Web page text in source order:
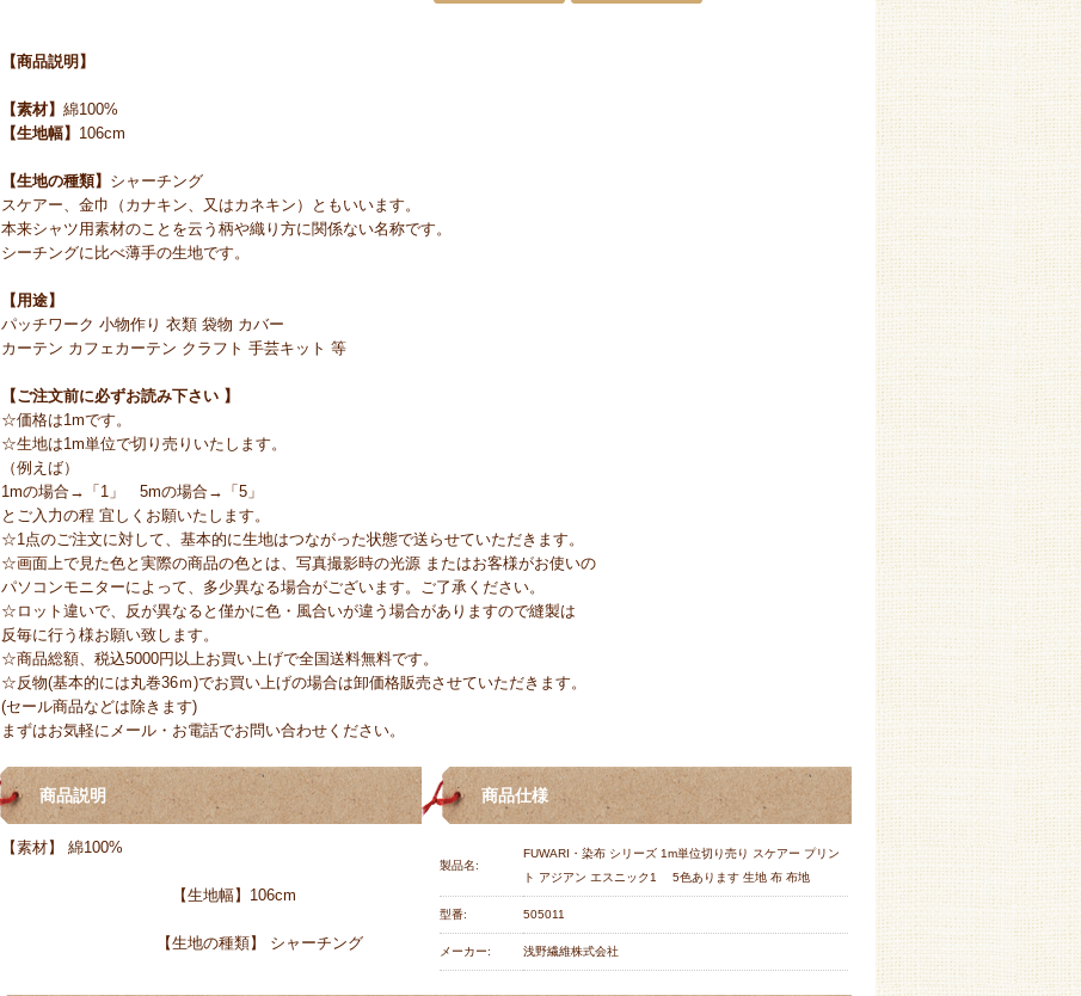
【商品説明】
【素材】 綿100%
【生地幅】 106cm
【生地の種類】 シャーチング
スケアー、金巾（カナキン、又はカネキン）ともいいます。
本来シャツ用素材のことを云う柄や織り方に関係ない名称です。
シーチングに比べ薄手の生地です。
【用途】
パッチワーク 小物作り 衣類 袋物 カバー
カーテン カフェカーテン クラフト 手芸キット 等
【ご注文前に必ずお読み下さい 】
☆価格は1mです。
☆生地は1m単位で切り売りいたします。
（例えば）
1mの場合→「1」 5mの場合→「5」
とご入力の程 宜しくお願いたします。
☆1点のご注文に対して、基本的に生地はつながった状態で送らせていただきます。
☆画面上で見た色と実際の商品の色とは、写真撮影時の光源 またはお客様がお使いの
パソコンモニターによって、多少異なる場合がございます。ご了承ください。
☆ロット違いで、反が異なると僅かに色・風合いが違う場合がありますので縫製は
反毎に行う様お願い致します。
☆商品総額、税込5000円以上お買い上げで全国送料無料です。
☆反物(基本的には丸巻36ｍ)でお買い上げの場合は卸価格販売させていただきます。
(セール商品などは除きます)
まずはお気軽にメール・お電話でお問い合わせください。
商品説明
【素材】 綿100%
【生地幅】106cm
【生地の種類】 シャーチング
商品仕様
製品名:
FUWARI・染布 シリーズ 1m単位切り売り スケアー プリン
ト アジアン エスニック1 5色あります 生地 布 布地
型番: 505011
メーカー: 浅野繊維株式会社